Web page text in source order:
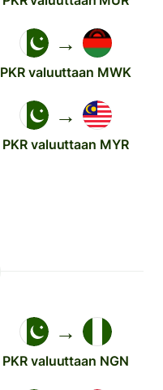
→
PKR valuuttaan MWK
→
PKR valuuttaan MYR
→
PKR valuuttaan NGN